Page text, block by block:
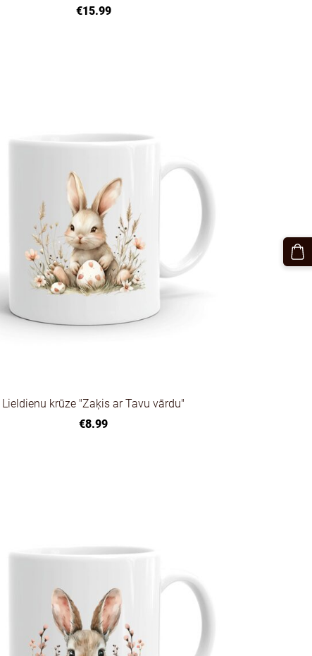
€15.99
Lieldienu krūze "Zaķis ar Tavu vārdu"
€8.99